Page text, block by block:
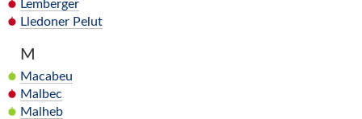
Lemberger
Lledoner Pelut
M
Macabeu
Malbec
Malheb